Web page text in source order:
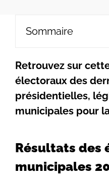
Sommaire
Retrouvez sur
électoraux des
présidentielles,
municipales pour
Résultats des
municipales